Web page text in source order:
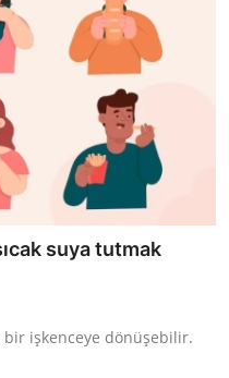
suya tutmak
bir işkenceye dönüşebilir.